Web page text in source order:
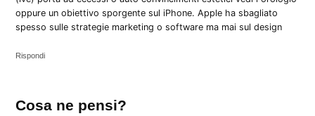
oppure un obiettivo sporgente sul iPhone. Apple ha sbagliato
spesso sulle strategie marketing o software ma mai sul design
Rispondi
un
Cosa ne pensi?